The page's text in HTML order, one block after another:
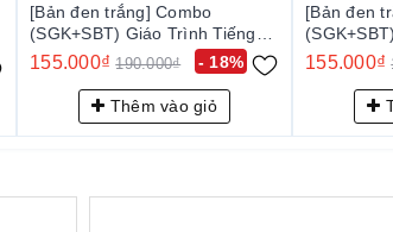
- 18%
[Bản đen trắng] Combo
(SGK+SBT) Giáo Trình Tiếng
Hàn Seoul 4A - 서울대 한국어
4A
155.000₫ 190.000₫
Thêm vào giỏ
[Bản đen
Hàn Seoul
4A
155.000₫